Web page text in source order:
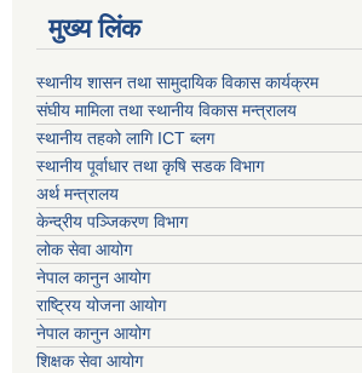
मुख्य लिंक
स्थानीय शासन तथा सामुदायिक विकास कार्यक्रम
संघीय मामिला तथा स्थानीय विकास मन्त्रालय
स्थानीय तहको लागि ICT ब्लग
स्थानीय पूर्वाधार तथा कृषि सडक विभाग
अर्थ मन्त्रालय
केन्द्रीय पञ्जिकरण विभाग
लोक सेवा आयोग
नेपाल कानुन आयोग
राष्ट्रिय योजना आयोग
नेपाल कानुन आयोग
शिक्षक सेवा आयोग